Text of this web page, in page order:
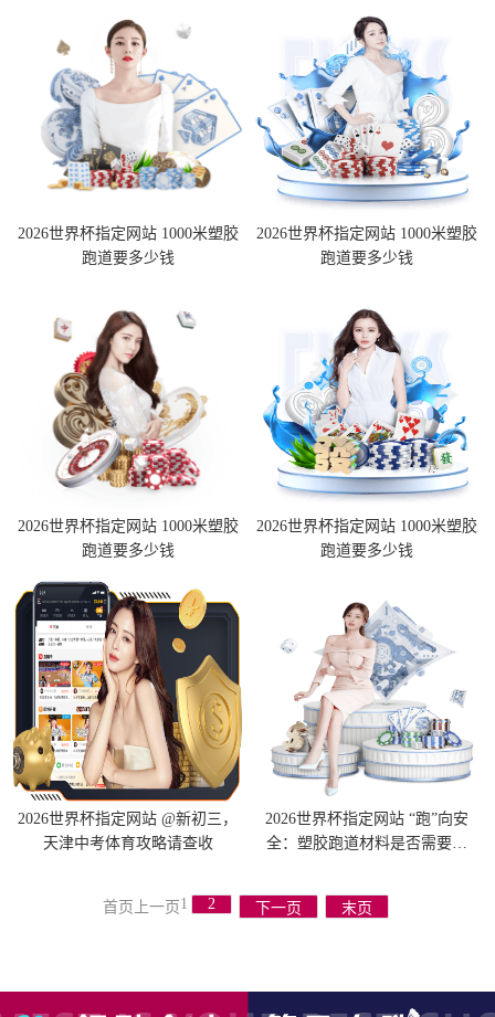
2026世界杯指定网站 1000米塑胶
跑道要多少钱
2026世界杯指定网站 1000米塑胶
跑道要多少钱
2026世界杯指定网站 1000米塑胶
跑道要多少钱
2026世界杯指定网站 1000米塑胶
跑道要多少钱
2026世界杯指定网站 @新初三，
天津中考体育攻略请查收
2026世界杯指定网站 “跑”向安
全：塑胶跑道材料是否需要送
首页 上一页 1 2 下一页 末页